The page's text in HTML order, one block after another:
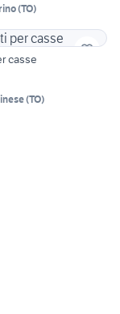
(TO)
casse
(TO)